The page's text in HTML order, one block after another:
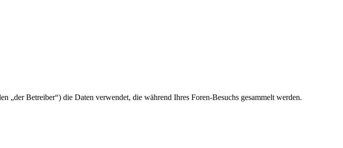
Betreiber“) die Daten verwendet, die während Ihres Foren-Besuchs gesammelt werden.